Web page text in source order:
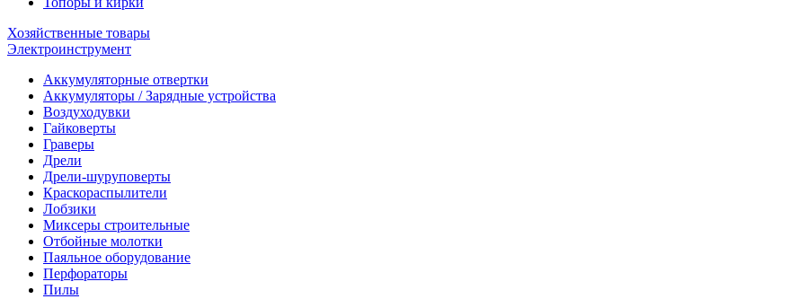
Хозяйственные товары
Электроинструмент
Аккумуляторные отвертки
Аккумуляторы / Зарядные устройства
Воздуходувки
Гайковерты
Граверы
Дрели
Дрели-шуруповерты
Краскораспылители
Лобзики
Миксеры строительные
Отбойные молотки
Паяльное оборудование
Перфораторы
Пилы